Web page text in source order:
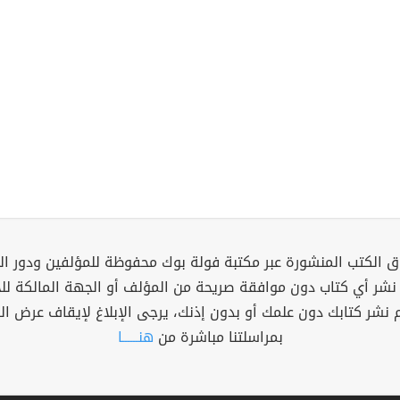
الكتب المنشورة عبر مكتبة فولة بوك محفوظة للمؤلفين ودور
نشر أي كتاب دون موافقة صريحة من المؤلف أو الجهة المالكة
نشر كتابك دون علمك أو بدون إذنك، يرجى الإبلاغ لإيقاف عرض
بمراسلتنا مباشرة من هنــــــا